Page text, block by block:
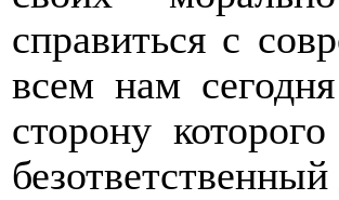
справиться с
всем нам
сторону